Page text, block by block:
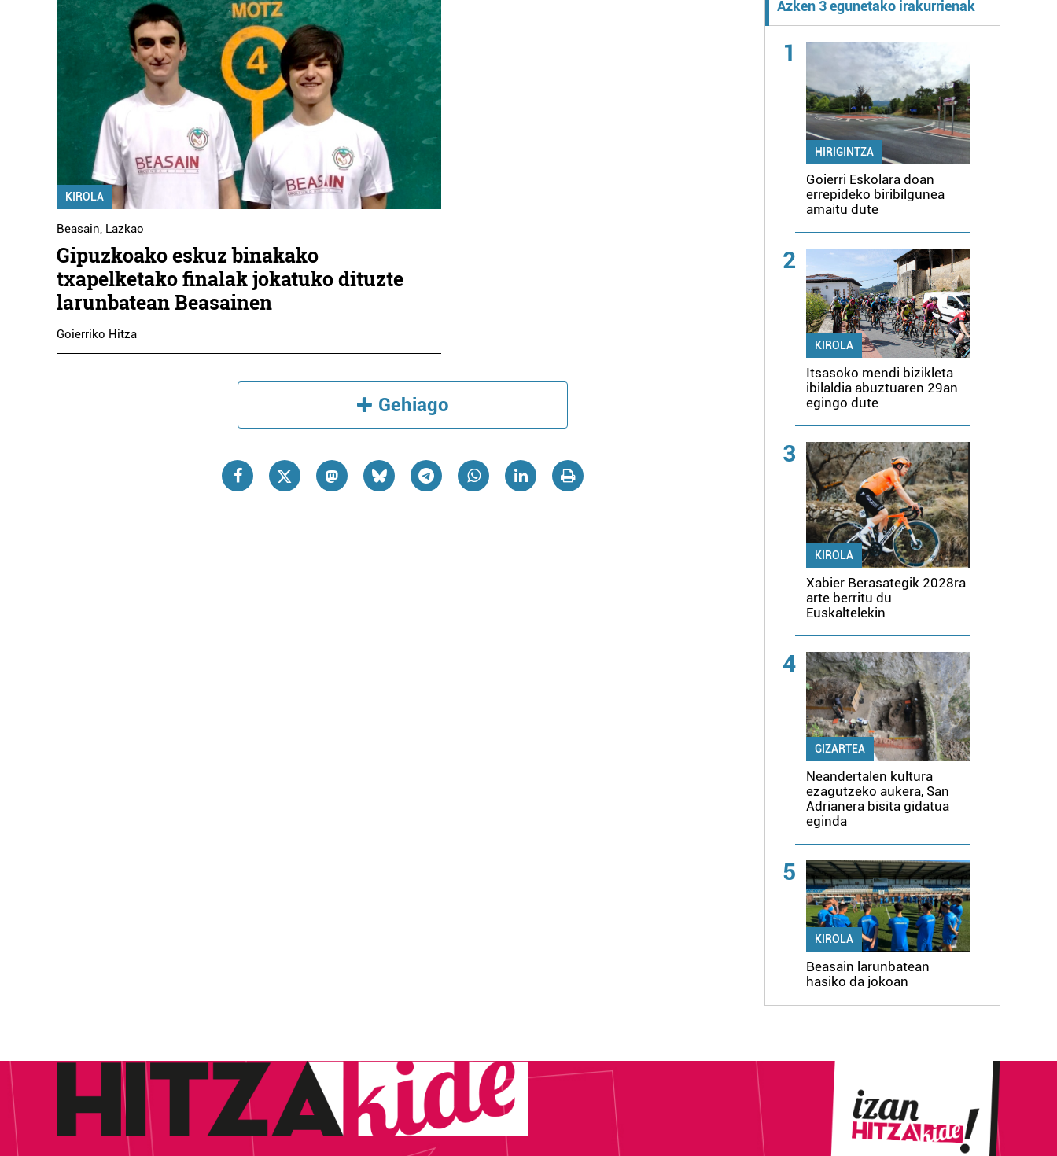
KIROLA
Beasain, Lazkao
Gipuzkoako eskuz binakako
txapelketako finalak jokatuko dituzte
larunbatean Beasainen
Goierriko Hitza
Gehiago
Azken 3 egunetako irakurrienak
1
HIRIGINTZA
Goierri Eskolara doan
errepideko biribilgunea
amaitu dute
2
KIROLA
Itsasoko mendi bizikleta
ibilaldia abuztuaren 29an
egingo dute
3
KIROLA
Xabier Berasategik 2028ra
arte berritu du
Euskaltelekin
4
GIZARTEA
Neandertalen kultura
ezagutzeko aukera, San
Adrianera bisita gidatua
eginda
5
KIROLA
Beasain larunbatean
hasiko da jokoan